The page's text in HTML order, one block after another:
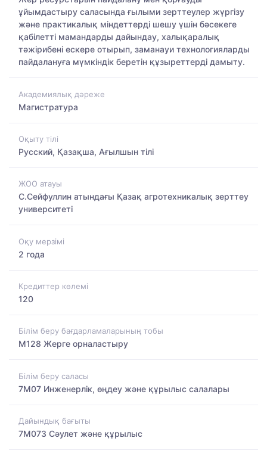
ұйымдастыру саласында ғылыми зерттеулер жүргізу
және практикалық міндеттерді шешу үшін бәсекеге
қабілетті мамандарды дайындау, халықаралық
тәжірибені ескере отырып, заманауи технологияларды
пайдалануға мүмкіндік беретін құзыреттерді дамыту.
Академиялық дәреже
Магистратура
Оқыту тілі
Русский, Қазақша, Ағылшын тілі
ЖОО атауы
С.Сейфуллин атындағы Қазақ агротехникалық зерттеу
университеті
Оқу мерзімі
2 года
Кредиттер көлемі
120
Білім беру бағдарламаларының тобы
M128 Жерге орналастыру
Білім беру саласы
7M07 Инженерлік, өңдеу және құрылыс салалары
Дайындық бағыты
7M073 Сәулет және құрылыс